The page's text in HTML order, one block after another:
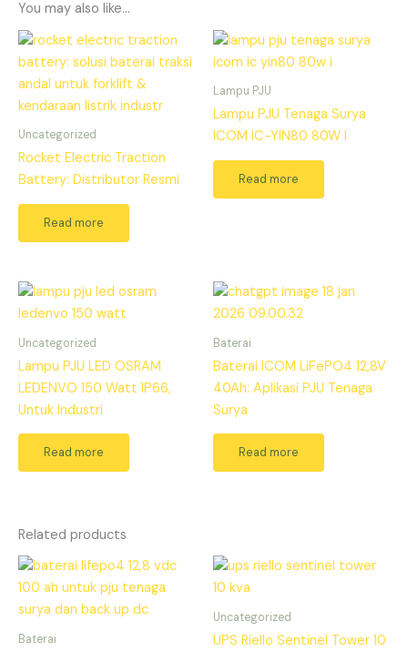
You may also like…
Uncategorized
Rocket Electric Traction
Battery: Distributor Resmi
Read more
Lampu PJU
Lampu PJU Tenaga Surya
ICOM IC-YIN80 80W I
Read more
Uncategorized
Lampu PJU LED OSRAM
LEDENVO 150 Watt IP66,
Untuk Industri
Read more
Baterai
Baterai ICOM LiFePO4 12,8V
40Ah: Aplikasi PJU Tenaga
Surya
Read more
Related products
Baterai
Uncategorized
UPS Riello Sentinel Tower 10